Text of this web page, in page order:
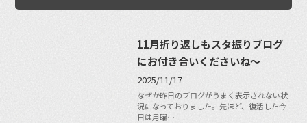
11月折り返しもスタ振りブログ
にお付き合いくださいね〜
2025/11/17
なぜか昨日のブログがうまく表示されない状
況になっておりました。先ほど、復活した今
日は月曜…